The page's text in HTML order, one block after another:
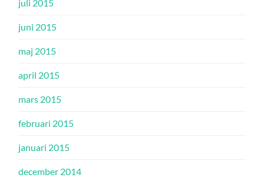
juli 2015
juni 2015
maj 2015
april 2015
mars 2015
februari 2015
januari 2015
december 2014